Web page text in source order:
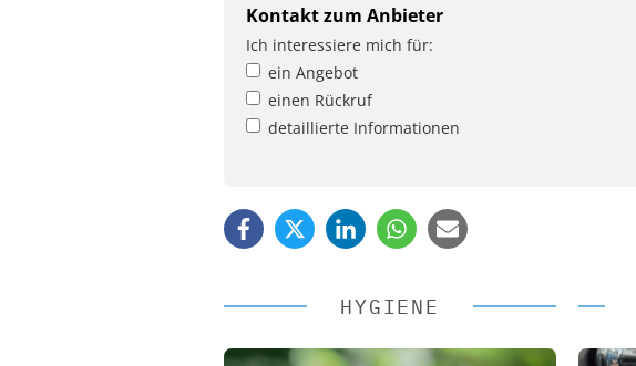
Kontakt zum Anbieter
Ich interessiere mich für:
ein Angebot
einen Rückruf
detaillierte Informationen
HYGIENE